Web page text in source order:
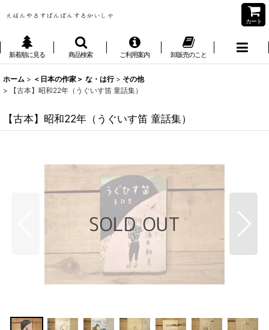
カート
新着順に見る 商品検索 ご利用案内 卸販売のこと
ホーム > ＜日本の作家＞ な・は行 > その他
>
【古本】昭和22年（うぐいす笛 童話集）
【古本】昭和22年（うぐいす笛 童話集）